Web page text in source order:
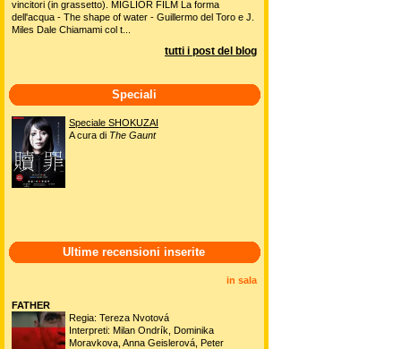
vincitori (in grassetto). MIGLIOR FILM La forma
dell'acqua - The shape of water - Guillermo del Toro e J.
Miles Dale Chiamami col t...
tutti i post del blog
Speciali
Speciale SHOKUZAI
A cura di The Gaunt
Ultime recensioni inserite
in sala
FATHER
Regia: Tereza Nvotová
Interpreti: Milan Ondrík, Dominika
Moravkova, Anna Geislerová, Peter